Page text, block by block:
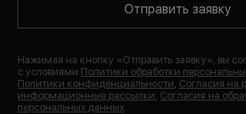
Отправить заявку
Нажимая на кнопку «Отправить заявку», вы
с условиями Политики обработки
Политики конфиденциальности Согласия на
информационные рассылки Согласия на
персональных данных